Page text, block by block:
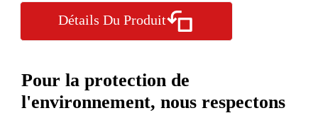
Détails Du Produit
Pour la protection de
l'environnement, nous respectons